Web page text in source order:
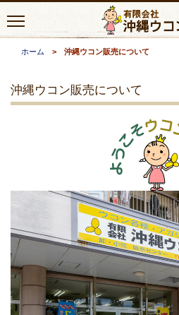
ホーム > 沖縄ウコン販売について
沖縄ウコン販売について